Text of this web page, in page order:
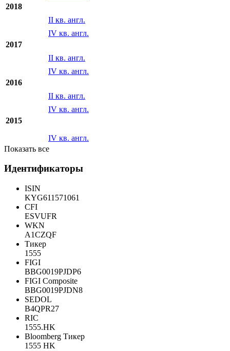
2018
II кв. англ.
IV кв. англ.
2017
II кв. англ.
IV кв. англ.
2016
II кв. англ.
IV кв. англ.
2015
IV кв. англ.
Показать все
Идентификаторы
ISIN
KYG611571061
CFI
ESVUFR
WKN
A1CZQF
Тикер
1555
FIGI
BBG0019PJDP6
FIGI Composite
BBG0019PJDN8
SEDOL
B4QPR27
RIC
1555.HK
Bloomberg Тикер
1555 HK